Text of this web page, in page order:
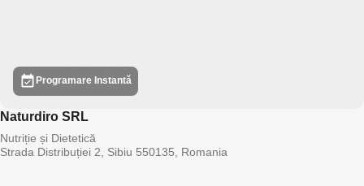
Programare Instantă
Naturdiro SRL
Nutriție și Dietetică
Strada Distribuției 2, Sibiu 550135, Romania